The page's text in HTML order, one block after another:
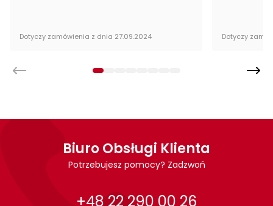
Dotyczy zamówienia z dnia 27.09.2024 Dotyczy
Biuro Obsługi Klienta
Potrzebujesz pomocy? Zadzwoń
+48 22 290 00 26